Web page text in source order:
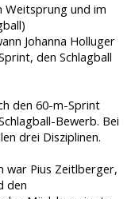
Weitsprung und im
Johanna Holluger
den Schlagball
den 60-m-Sprint
Bewerb. Bei
drei Disziplinen.
war Pius Zeitlberger,
den